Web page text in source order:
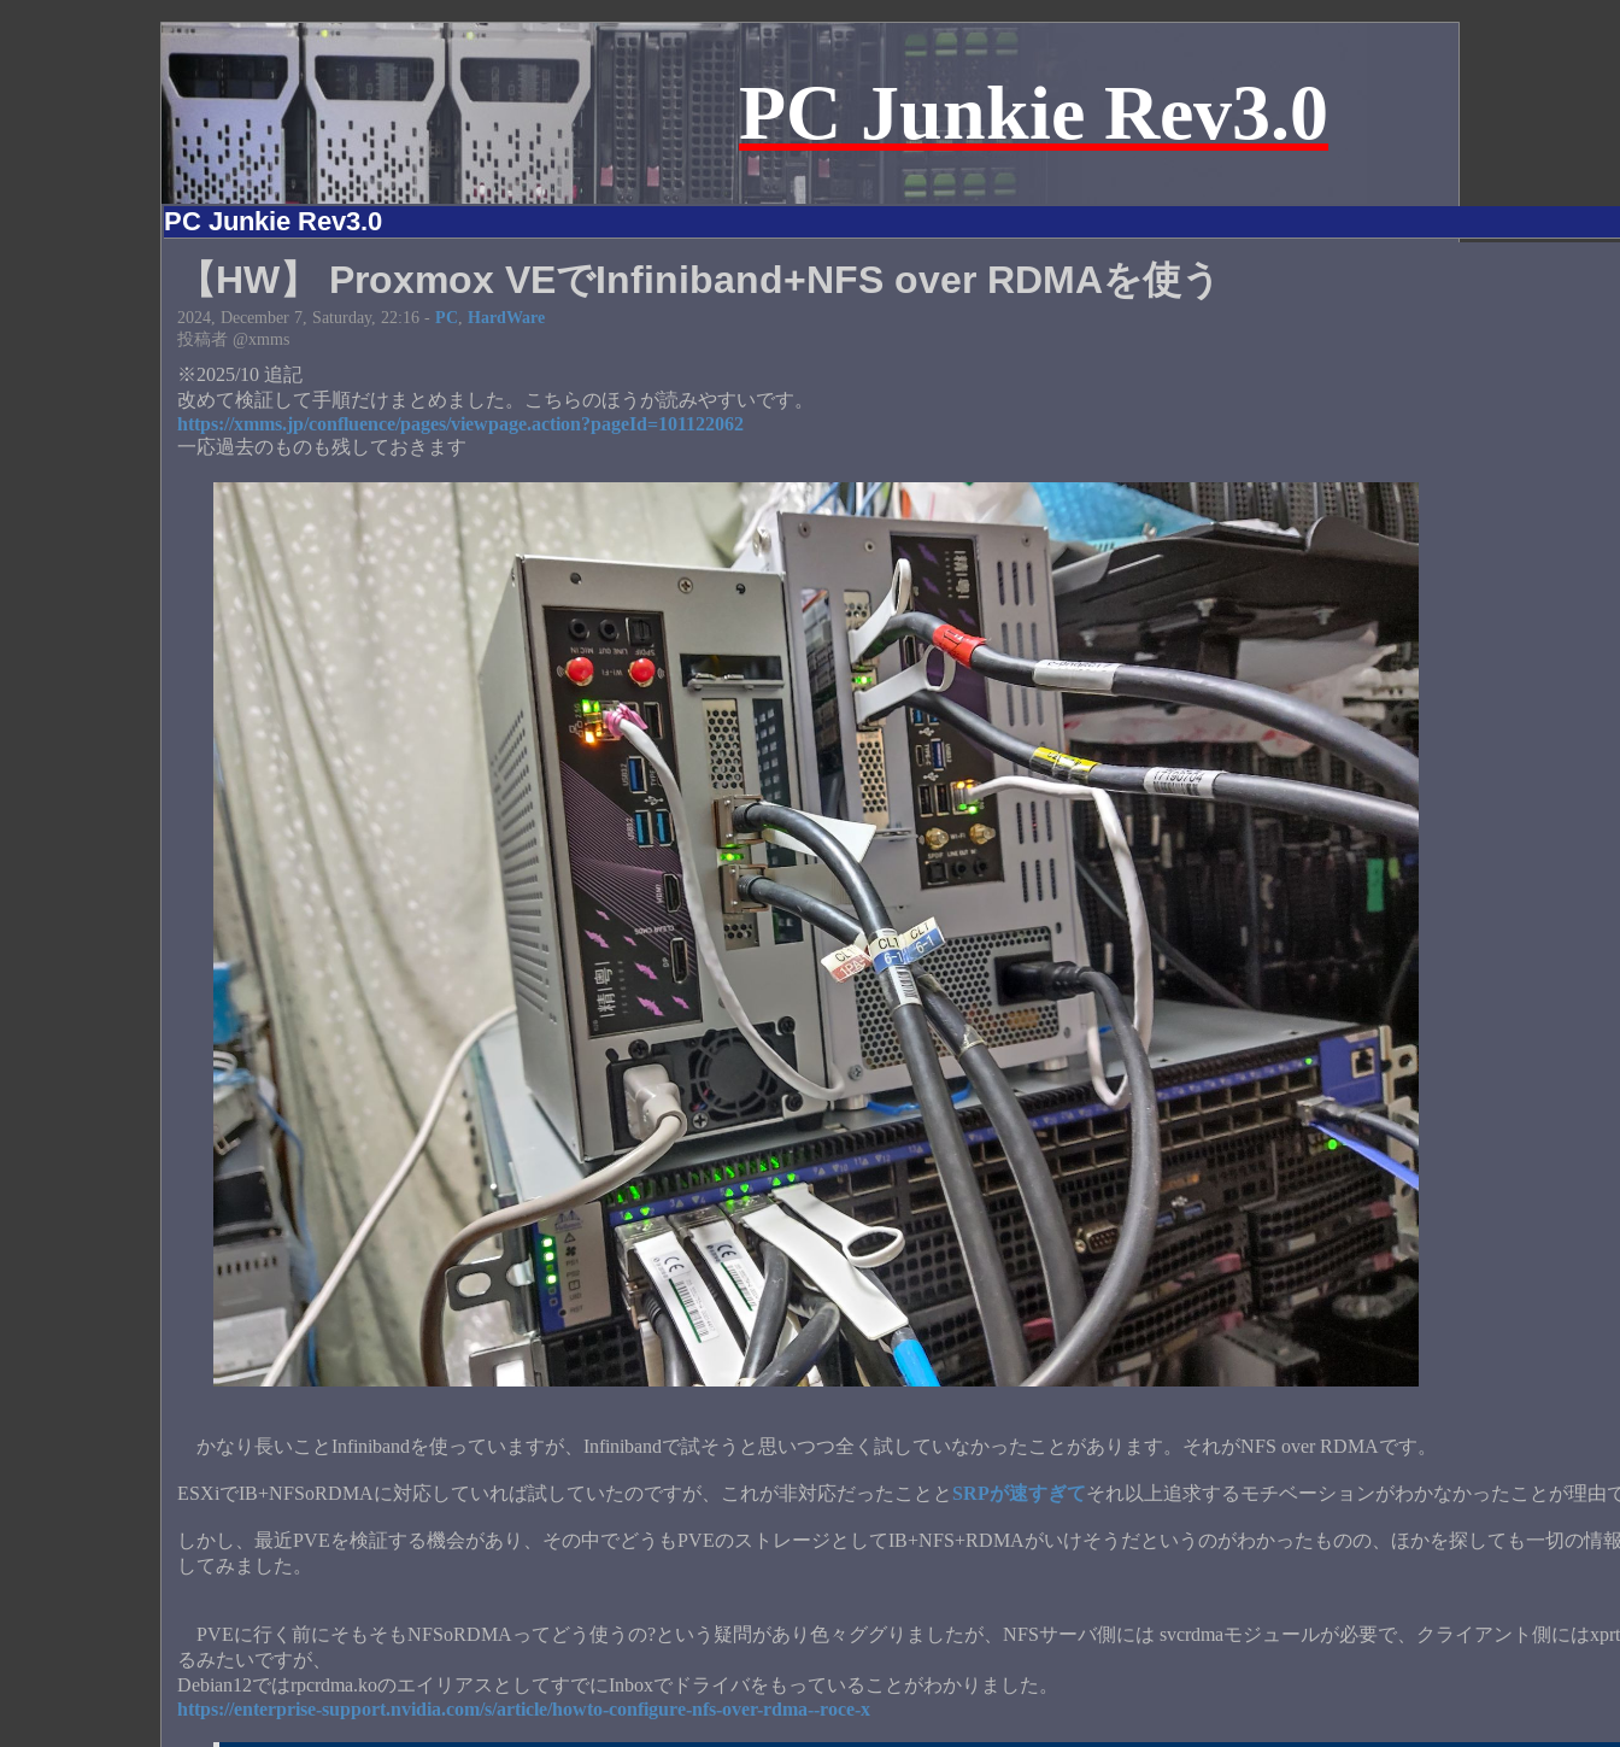
PC Junkie Rev3.0
PC Junkie Rev3.0
【HW】 Proxmox VEでInfiniband+NFS over RDMAを使う
2024, December 7, Saturday, 22:16 -PC ,HardWare
投稿者 @xmms
※2025/10 追記
改めて検証して手順だけまとめました。こちらのほうが読みやすいです。
https://xmms.jp/confluence/pages/viewpage.action?pageId=101122062
一応過去のものも残しておきます
かなり長いことInfinibandを使っていますが、Infinibandで試そうと思いつつ全く試していなかったことがあります。それがNFS over RDMAです。
ESXiでIB+NFSoRDMAに対応していれば試していたのですが、これが非対応だったことと SRPが速すぎてそれ以上追求するモチベーションがわかなかったことが理由
しかし、最近PVEを検証する機会があり、その中でどうもPVEのストレージとしてIB+NFS+RDMAがいけそうだというのがわかったものの、ほかを探しても一切の情
してみました。
PVEに行く前にそもそもNFSoRDMAってどう使うの?という疑問があり色々ググりましたが、NFSサーバ側には svcrdmaモジュールが必要で、クライアント側には
るみたいですが、
Debian12ではrpcrdma.koのエイリアスとしてすでにInboxでドライバをもっていることがわかりました。
https://enterprise-support.nvidia.com/s/article/howto-configure-nfs-over-rdma--roce-x